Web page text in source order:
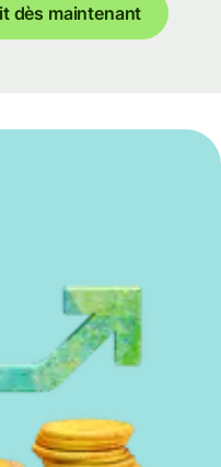
dès maintenant